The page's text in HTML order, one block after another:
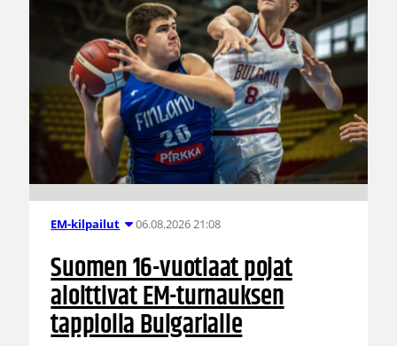
EM-kilpailut 06.08.2026 21:08
Suomen 16-vuotiaat pojat
aloittivat EM-turnauksen
tappiolla Bulgarialle